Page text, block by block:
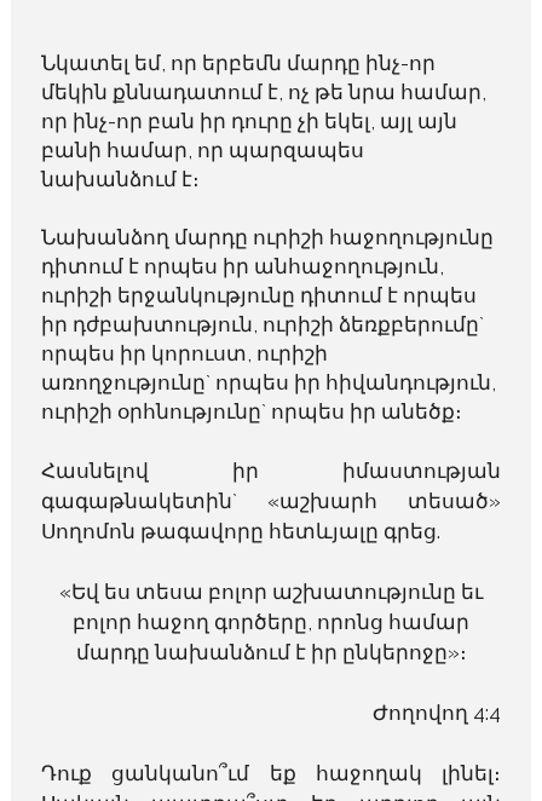
Նկատել եմ, որ երբեմն մարդը ինչ-որ
մեկին քննադատում է, ոչ թե նրա համար,
որ ինչ-որ բան իր դուրը չի եկել, այլ այն
բանի համար, որ պարզապես
նախանձում է։
Նախանձող մարդը ուրիշի հաջողությունը
դիտում է որպես իր անհաջողություն,
ուրիշի երջանկությունը դիտում է որպես
իր դժբախտություն, ուրիշի ձեռքբերումը`
որպես իր կորուստ, ուրիշի
առողջությունը` որպես իր հիվանդություն,
ուրիշի օրհնությունը` որպես իր անեծք։
Հասնելով իր իմաստության
գագաթնակետին` «աշխարհ տեսած»
Սողոմոն թագավորը հետևյալը գրեց.
«Եվ ես տեսա բոլոր աշխատությունը եւ
բոլոր հաջող գործերը, որոնց համար
մարդը նախանձում է իր ընկերոջը»։
Ժողովող 4:4
Դուք ցանկանո՞ւմ եք հաջողակ լինել։